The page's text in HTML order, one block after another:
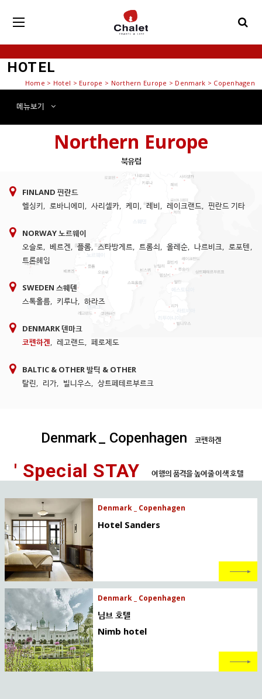
HOTEL
Home > Hotel > Europe > Northern Europe > Denmark > Copenhagen
메뉴보기
북유럽
Northern Europe
FINLAND 핀란드
헬싱키, 로바니에미, 사리셀카, 케미, 레비, 레이크랜드, 핀란드 기타
NORWAY 노르웨이
오슬로, 베르겐, 플롬, 스타방게르, 트롬쇠, 올레순, 나르비크, 로포텐,
트론헤임
SWEDEN 스웨덴
스톡홀름, 키루나, 하라즈
DENMARK 덴마크
코펜하겐, 레고랜드, 페로제도
BALTIC & OTHER 발틱 & OTHER
탈린, 리가, 빌니우스, 상트페테르부르크
Denmark_ Copenhagen 코펜하겐
' Special STAY 여행의 품격을 높여줄 이색 호텔
Denmark _ Copenhagen
Hotel Sanders
Denmark _ Copenhagen
님브 호텔
Nimb hotel